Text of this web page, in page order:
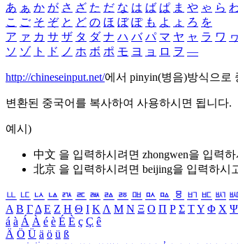
あ ぁ か が さ ざ た だ な は ば ぱ ま や ゃ ら
こ ご そ ぞ と ど の ほ ぼ ぽ も よ ょ ろ を
ア ァ カ サ ザ タ ダ ナ ハ バ パ マ ヤ ャ ラ ワ ヮ
ソ ゾ ト ド ノ ホ ボ ポ モ ヨ ョ ロ ヲ ―
http://chineseinput.net/에서 pinyin(병음)방식으로
변환된 중국어를 복사하여 사용하시면 됩니다.
예시)
中文 을 입력하시려면 zhongwen을 입력하
北京 을 입력하시려면 beijing을 입력하시
ㅥ ㅦ ㅧ ㅨ ㅩ ㅪ ㅫ ㅬ ㅭ ㅮ ㅯ ㅰ ㅱ ㅲ ㅳ ㅴ
Α Β ΓΔ Ε Ζ Η Θ Ι ΚΛ Μ Ν Ξ Ο Π Ρ Σ ΤΥ Φ Χ Ψ
á à Á À é è É È ç Ç ê
Ä Ö Ü ä ö ü ß